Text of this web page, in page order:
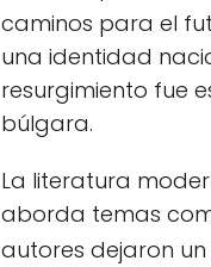
caminos para el
una identidad
resurgimiento fue
búlgara.
La literatura
aborda temas
autores dejaron